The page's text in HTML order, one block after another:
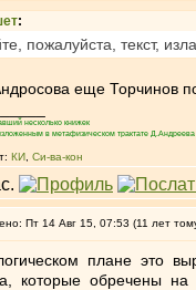
:
пожалуйста, текст,
еще Торчинов
несколько книжек
в метафизическом трактате
КИ Си-ва-кон
Пт 14 Авг 15, 07:53 (11 лет
плане это
которые обречены на